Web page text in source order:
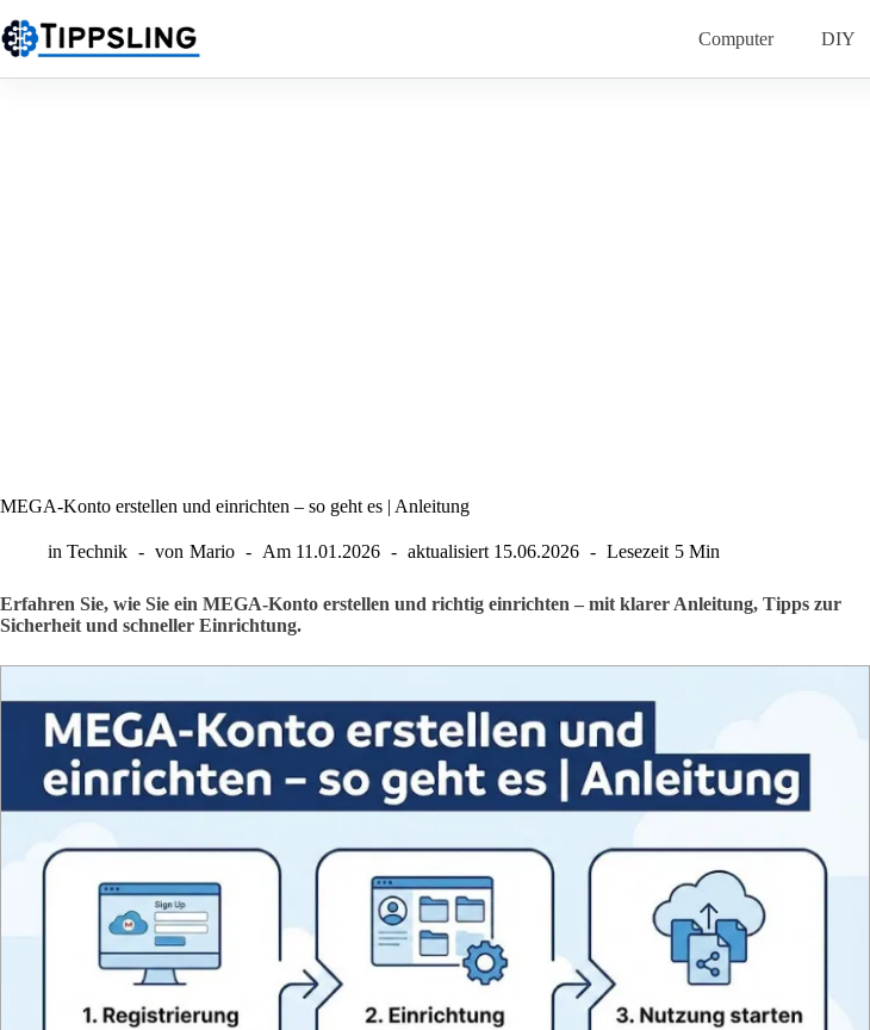
Inhalt
springen
Computer DIY
MEGA-Konto erstellen und einrichten – so geht es | Anleitung
in Technik von Mario Am 11.01.2026 aktualisiert 15.06.2026 Lesezeit 5 Min
Erfahren Sie, wie Sie ein MEGA-Konto erstellen und richtig einrichten – mit klarer Anleitung, Tipps zur
Sicherheit und schneller Einrichtung.